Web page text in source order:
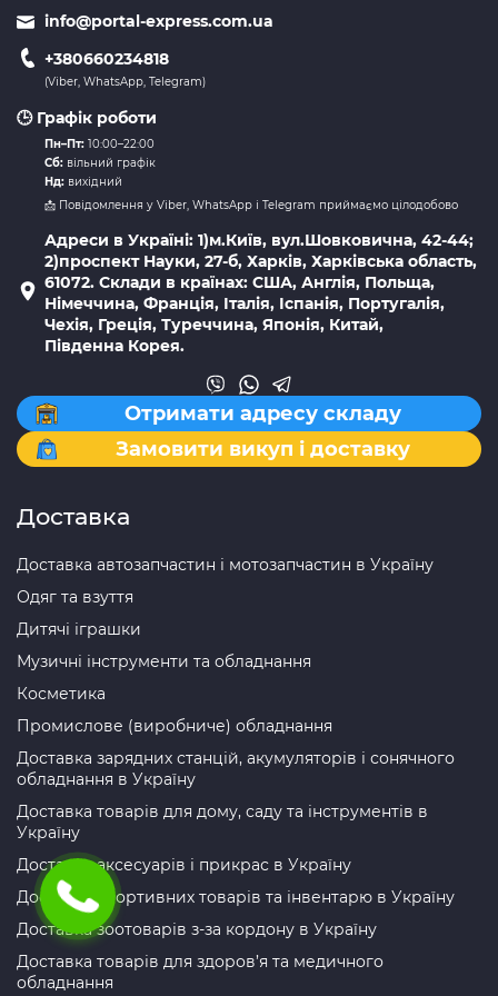
info@portal-express.com.ua
+380660234818
(Viber, WhatsApp, Telegram)
🕒 Графік роботи
Пн–Пт: 10:00–22:00
Сб: вільний графік
Нд: вихідний
📩 Повідомлення у Viber, WhatsApp і Telegram приймаємо цілодобово
Адреси в Україні: 1)м.Київ, вул.Шовковична, 42-44;
2)проспект Науки, 27-б, Харків, Харківська область,
61072. Склади в країнах: США, Англія, Польща,
Німеччина, Франція, Італія, Іспанія, Португалія,
Чехія, Греція, Туреччина, Японія, Китай,
Південна Корея.
Отримати адресу складу
Замовити викуп і доставку
Доставка
Доставка автозапчастин і мотозапчастин в Україну
Одяг та взуття
Дитячі іграшки
Музичні інструменти та обладнання
Косметика
Промислове (виробниче) обладнання
Доставка зарядних станцій, акумуляторів і сонячного
обладнання в Україну
Доставка товарів для дому, саду та інструментів в
Україну
Доставка аксесуарів і прикрас в Україну
Доставка спортивних товарів та інвентарю в Україну
Доставка зоотоварів з-за кордону в Україну
Доставка товарів для здоров’я та медичного
обладнання